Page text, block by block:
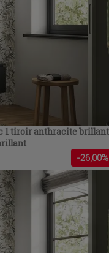
1 tiroir anthracite brillant
-26,00%